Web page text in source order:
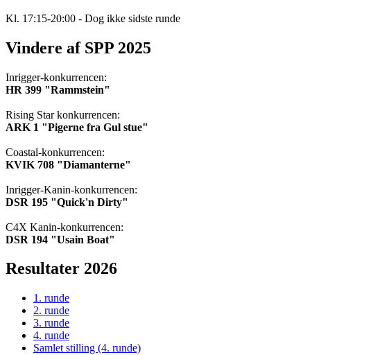
Kl. 17:15-20:00 - Dog ikke sidste runde
Vindere af SPP 2025
Inrigger-konkurrencen:
HR 399 "Rammstein"
Rising Star konkurrencen:
ARK 1 "Pigerne fra Gul stue"
Coastal-konkurrencen:
KVIK 708 "Diamanterne"
Inrigger-Kanin-konkurrencen:
DSR 195 "Quick'n Dirty"
C4X Kanin-konkurrencen:
DSR 194 "Usain Boat"
Resultater 2026
1. runde
2. runde
3. runde
4. runde
Samlet stilling (4. runde)